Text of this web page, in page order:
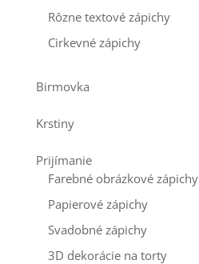
Rôzne textové zápichy
Cirkevné zápichy
Birmovka
Krstiny
Prijímanie
Farebné obrázkové zápichy
Papierové zápichy
Svadobné zápichy
3D dekorácie na torty